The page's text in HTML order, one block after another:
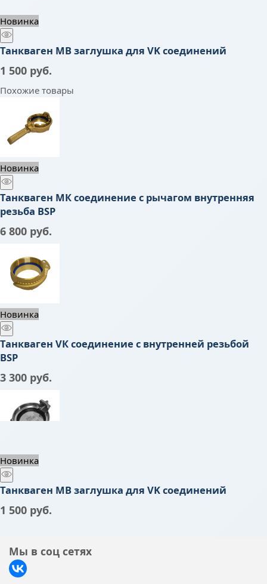
Новинка
Танкваген МВ заглушка для VK соединений
1 500 руб.
Похожие товары
Новинка
Танкваген МК соединение с рычагом внутренняя
резьба BSP
6 800 руб.
Новинка
Танкваген VК соединение с внутренней резьбой
BSP
3 300 руб.
Новинка
Танкваген МВ заглушка для VK соединений
1 500 руб.
Мы в соц сетях